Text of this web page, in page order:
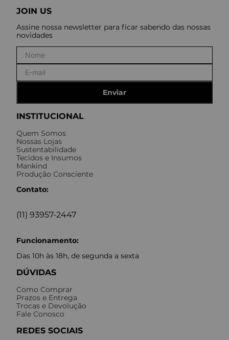
INSTITUCIONAL
Quem Somos
Nossas Lojas
Sustentabilidade
Tecidos e Insumos
Mankind
Produção Consciente
Contato:
(11) 93957-2447
Funcionamento:
Das 10h às 18h, de segunda a sexta
DÚVIDAS
Como Comprar
Prazos e Entrega
Trocas e Devolução
Fale Conosco
REDES SOCIAIS
JOIN US
Assine nossa newsletter para ficar sabendo das nossas
novidades
Enviar